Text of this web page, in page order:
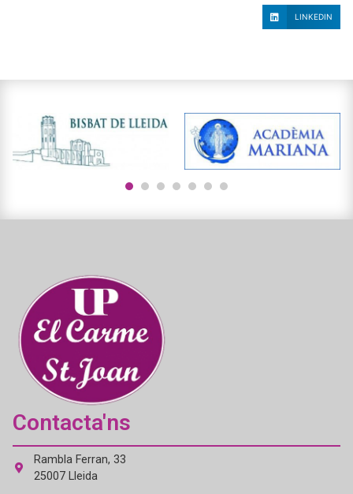
LINKEDIN
Contacta'ns
Rambla Ferran, 33
25007 Lleida